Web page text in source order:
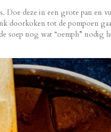
Doe deze in een grote pan en
doorkoken tot de pompoen
soep nog wat “oemph”